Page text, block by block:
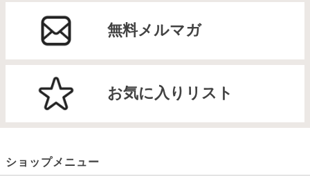
無料メルマガ
お気に入りリスト
ショップメニュー